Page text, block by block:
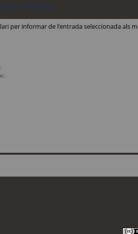
per informar de l’entrada seleccionada als